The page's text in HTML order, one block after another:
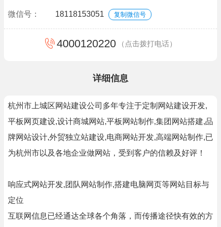
微信号： 18118153051 复制微信号
4000120220 （点击拨打电话）
详细信息
杭州市上城区网站建设公司多年专注于定制网站建设开发,
平板网页建设,设计商城网站,平板网站制作,集团网站搭建,品
牌网站设计,外贸独立站建设,电商网站开发,高端网站制作,已
为杭州市以及各地企业做网站，受到客户的信赖及好评！
响应式网站开发,团队网站制作,搭建电脑网页等网站目标与
定位
互联网信息已经通达全球各个角落，而传播途径快有效的方